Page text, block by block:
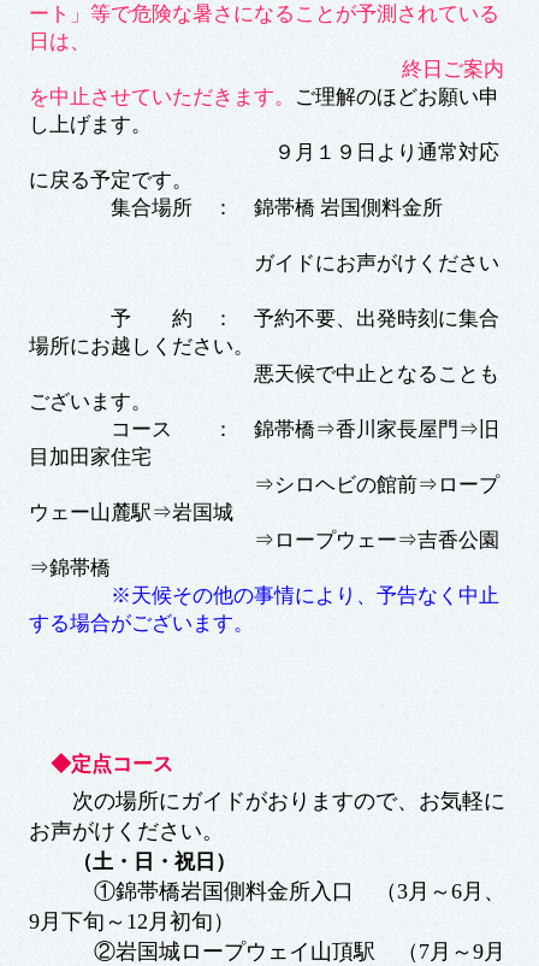
ート」等で危険な暑さになることが予測されている
日は、
終日ご案内
を中止させていただきます。 ご理解のほどお願い申
し上げます。
９月１９日より通常対応
に戻る予定です。
集合場所 ： 錦帯橋 岩国側料金所
ガイドにお声がけください
予 約 ： 予約不要、出発時刻に集合
場所にお越しください。
悪天候で中止となることも
ございます。
コース ： 錦帯橋⇒香川家長屋門⇒旧
目加田家住宅
⇒シロヘビの館前⇒ロープ
ウェー山麓駅⇒岩国城
⇒ロープウェー⇒吉香公園
⇒錦帯橋
※天候その他の事情により、予告なく中止
する場合がございます。
◆定点コース
次の場所にガイドがおりますので、お気軽に
お声がけください。
（土・日・祝日）
①錦帯橋岩国側料金所入口 （3月～6月、
9月下旬～12月初旬）
②岩国城ロープウェイ山頂駅 （7月～9月